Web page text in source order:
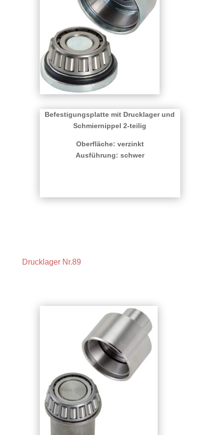
Befestigungsplatte mit Drucklager und
Schmiernippel 2-teilig
Oberfläche: verzinkt
Ausführung: schwer
Drucklager Nr.89